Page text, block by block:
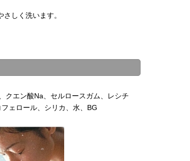
しく洗います。
クエン酸Na、セルロースガム、レシチ
ェロール、シリカ、水、BG